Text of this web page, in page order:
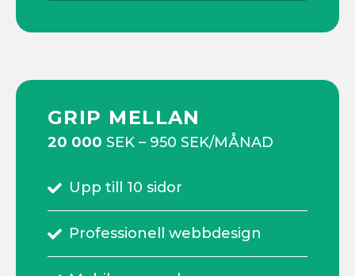
GRIP MELLAN
20 000 SEK – 950 SEK/MÅNAD
Upp till 10 sidor
Professionell webbdesign